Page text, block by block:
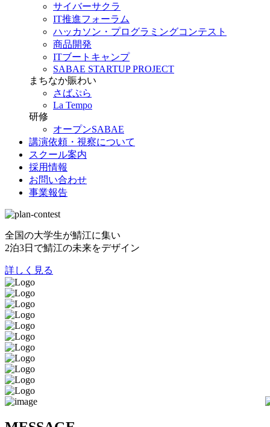
サイバーサクラ
IT推進フォーラム
ハッカソン・プログラミングコンテスト
商品開発
ITブートキャンプ
SABAE STARTUP PROJECT
まちなか賑わい
さばぷら
La Tempo
研修
オープンSABAE
講演依頼・視察について
スクール案内
採用情報
お問い合わせ
事業報告
全国の大学生が鯖江に集い
2泊3日で鯖江の未来をデザイン
詳しく見る